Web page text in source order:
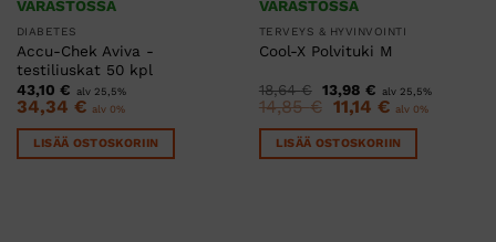
VARASTOSSA
DIABETES
Accu-Chek Aviva -
testiliuskat 50 kpl
43,10 € alv 25,5%
34,34 € alv 0%
LISÄÄ OSTOSKORIIN
VARASTOSSA
TERVEYS & HYVINVOINTI
Cool-X Polvituki M
18,64€ Alkuperäinen
hinta
oli:
18,64 €.
13,98 €Nykyinen
hinta
on:
13,98 €.
alv 25,5%
14,85€
Alkuperäinen
hinta
oli:
14,85 €.
11,14 €Nykyinen
hinta
on:
11,14 €.
alv 0%
LISÄÄ OSTOSKORIIN